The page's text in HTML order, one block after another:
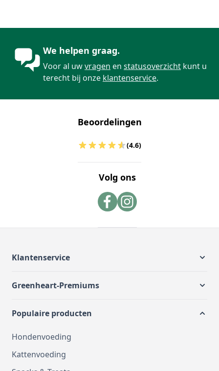
We helpen graag.
Voor al uwvragen en statusoverzicht kunt u
terecht bij onze klantenservice.
Beoordelingen
(4.6)
Volg ons
Klantenservice
Greenheart-Premiums
Populaire producten
Hondenvoeding
Kattenvoeding